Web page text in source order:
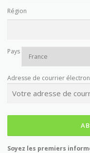
Région
Pays
Adresse de courrier
Soyez les premiers